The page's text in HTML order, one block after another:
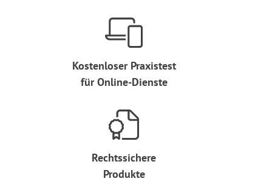
Kostenloser Praxistest
für Online-Dienste
Rechtssichere
Produkte